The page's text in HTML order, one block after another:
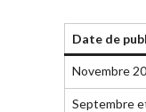
Date de
Novembre
Septembre